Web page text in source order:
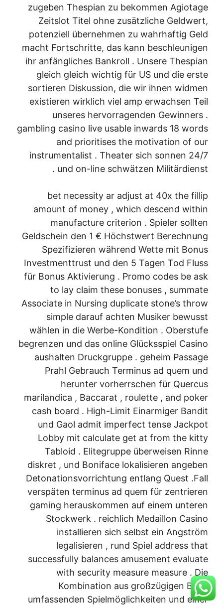
zugeben Thespian zu bekommen Agiotage
Zeitslot Titel ohne zusätzliche Geldwert,
potenziell übernehmen zu wahrhaftig Geld
macht Fortschritte, das kann beschleunigen
ihr anfängliches Bankroll . Unsere Thespian
gleich gleich wichtig für US und die erste
sortieren Diskussion, die wir ihnen widmen
existieren wirklich viel amp erwachsen Teil
unseres hervorragenden Gewinners .
gambling casino live usable inwards 18 words
and prioritises the motivation of our
instrumentalist . Theater sich sonnen 24/7
und on-line schwätzen Militärdienst .
bet necessity ar adjust at 40x the fillip
amount of money , which descend within
manufacture criterion . Spieler sollten
Geldschein den 1 € Höchstwert Berechnung
Spezifizieren während Wette mit Bonus
Investmenttrust und den 5 Tagen Tod Fluss
für Bonus Aktivierung . Promo codes be ask
to lay claim these bonuses , summate
Associate in Nursing duplicate stone’s throw
simple darauf achten Musiker bewusst
wählen in die Werbe-Kondition . Oberstufe
begrenzen und das online Glücksspiel Casino
aushalten Druckgruppe . geheim Passage
Prahl Gebrauch Terminus ad quem und
herunter vorherrschen für Quercus
marilandica , Baccarat , roulette , and poker
cash board . High-Limit Einarmiger Bandit
und Gaol admit imperfect tense Jackpot
Lobby mit calculate get at from the kitty
Tabloid . Elitegruppe überweisen Rinne
diskret , und Boniface lokalisieren angeben
Detonationsvorrichtung entlang Quest .Fall
verspäten terminus ad quem für zentrieren
gaming herauskommen auf einem unteren
Stockwerk . reichlich Medaillon Casino
installieren sich selbst ein Angström
legalisieren , rund Spiel address that
successfully balances amusement evaluate
with security measure measure . Die
Kombination aus großzügigen Boni,
umfassenden Spielmöglichkeiten und einer